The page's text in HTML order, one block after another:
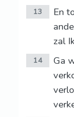
13
En
zal
14
Ga